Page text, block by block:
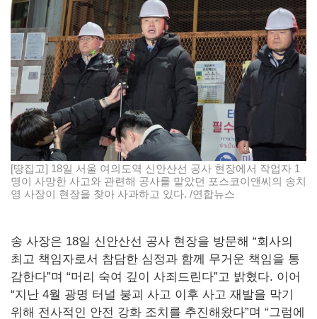
[땅집고] 18일 서울 여의도역 신안산선 공사 현장에서 작업자 1
명이 사망한 사고와 관련해 공사를 맡았던 포스코이앤씨의 송치
영 사장이 현장을 찾아 사과하고 있다. /연합뉴스
송 사장은 18일 신안산선 공사 현장을 방문해 “회사의
최고 책임자로서 참담한 심정과 함께 무거운 책임을 통
감한다”며 “머리 숙여 깊이 사죄드린다”고 밝혔다. 이어
“지난 4월 광명 터널 붕괴 사고 이후 사고 재발을 막기
위해 전사적인 안전 강화 조치를 추진해왔다”며 “그럼에